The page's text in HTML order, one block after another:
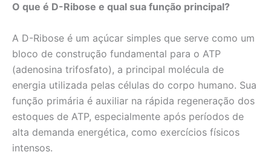
O que é D-Ribose e qual sua função principal?
A D-Ribose é um açúcar simples que serve como um
bloco de construção fundamental para o ATP
(adenosina trifosfato), a principal molécula de
energia utilizada pelas células do corpo humano. Sua
função primária é auxiliar na rápida regeneração dos
estoques de ATP, especialmente após períodos de
alta demanda energética, como exercícios físicos
intensos.